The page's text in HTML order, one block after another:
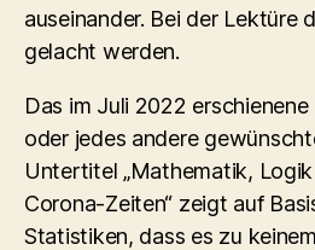
auseinander. Bei der Lektüre
gelacht werden.
Das im Juli 2022 erschienene
oder jedes andere
Untertitel „Mathematik,
Corona-Zeiten“ zeigt auf
Statistiken, dass es zu